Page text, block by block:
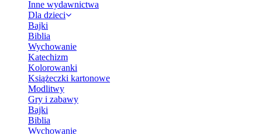
Inne wydawnictwa
Dla dzieci
Bajki
Biblia
Wychowanie
Katechizm
Kolorowanki
Książeczki kartonowe
Modlitwy
Gry i zabawy
Bajki
Biblia
Wychowanie